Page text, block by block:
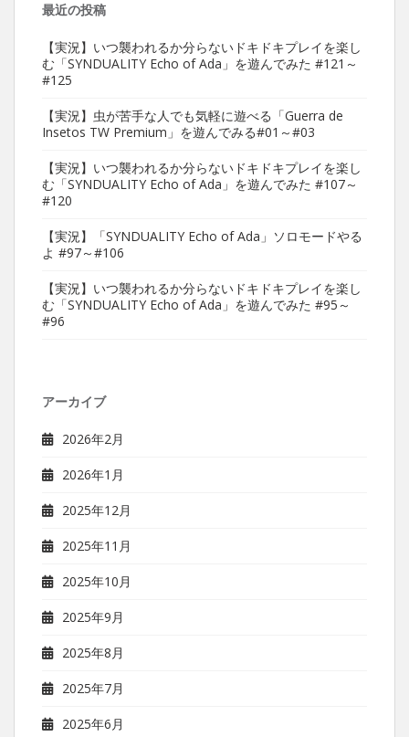
最近の投稿
【実況】いつ襲われるか分らないドキドキプレイを楽し
む「SYNDUALITY Echo of Ada」を遊んでみた #121～
#125
【実況】虫が苦手な人でも気軽に遊べる「Guerra de
Insetos TW Premium」を遊んでみる#01～#03
【実況】いつ襲われるか分らないドキドキプレイを楽し
む「SYNDUALITY Echo of Ada」を遊んでみた #107～
#120
【実況】「SYNDUALITY Echo of Ada」ソロモードやる
よ #97～#106
【実況】いつ襲われるか分らないドキドキプレイを楽し
む「SYNDUALITY Echo of Ada」を遊んでみた #95～
#96
アーカイブ
2026年2月
2026年1月
2025年12月
2025年11月
2025年10月
2025年9月
2025年8月
2025年7月
2025年6月